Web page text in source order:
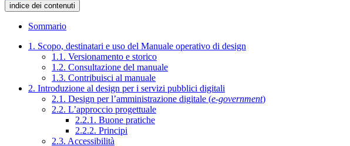
indice dei contenuti
Sommario
1. Scopo, destinatari e uso del Manuale operativo di design
1.1. Versionamento e storico
1.2. Consultazione del manuale
1.3. Contribuisci al manuale
2. Introduzione al design per i servizi pubblici digitali
2.1. Design per l’amministrazione digitale (e-government)
2.2. L’approccio progettuale
2.2.1. Buone pratiche
2.2.2. Principi
2.3. Accessibilità